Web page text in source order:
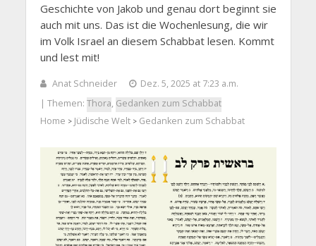
Geschichte von Jakob und genau dort beginnt sie
auch mit uns. Das ist die Wochenlesung, die wir
im Volk Israel an diesem Schabbat lesen. Kommt
und lest mit!
Anat Schneider
Dez. 5, 2025 at 7:23 a.m.
| Themen: Thora, Gedanken zum Schabbat
Home > Jüdische Welt> Gedanken zum Schabbat